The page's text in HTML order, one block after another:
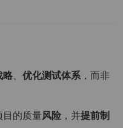
略、 优化测试体系，而非
目的质量风险 ，并提前制